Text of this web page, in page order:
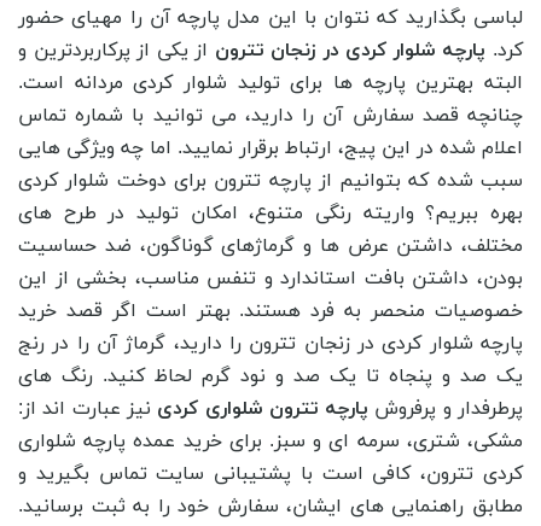
لباسی بگذارید که نتوان با این مدل پارچه آن را مهیای حضور
کرد. پارچه شلوار کردی در زنجان تترون از یکی از پرکاربردترین و
البته بهترین پارچه ‌ها برای تولید شلوار کردی مردانه است.
چنانچه قصد سفارش آن را دارید، می توانید با شماره تماس
اعلام شده در این پیج، ارتباط برقرار نمایید. اما چه ویژگی هایی
سبب شده که بتوانیم از پارچه تترون برای دوخت شلوار کردی
بهره ببریم؟ واریته رنگی متنوع، امکان تولید در طرح های
مختلف، داشتن عرض ها و گرماژهای گوناگون، ضد حساسیت
بودن، داشتن بافت استاندارد و تنفس مناسب، بخشی از این
خصوصیات منحصر به فرد هستند. بهتر است اگر قصد خرید
پارچه شلوار کردی در زنجان تترون را دارید، گرماژ آن را در رنج
یک صد و پنجاه تا یک صد و نود گرم لحاظ کنید. رنگ های
پرطرفدار و پرفروش پارچه تترون شلواری کردی نیز عبارت اند از:
مشکی، شتری، سرمه ای و سبز. برای خرید عمده پارچه شلواری
کردی تترون، کافی است با پشتیبانی سایت تماس بگیرید و
مطابق راهنمایی های ایشان، سفارش خود را به ثبت برسانید.